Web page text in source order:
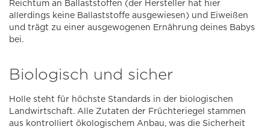
Reichtum an Ballaststoffen (der Hersteller hat hier
allerdings keine Ballaststoffe ausgewiesen) und Eiweißen
und trägt zu einer ausgewogenen Ernährung deines Babys
bei.
Biologisch und sicher
Holle steht für höchste Standards in der biologischen
Landwirtschaft. Alle Zutaten der Früchteriegel stammen
aus kontrolliert ökologischem Anbau, was die Sicherheit